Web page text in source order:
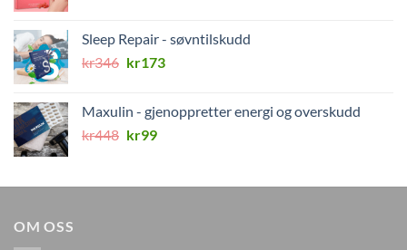
kr499.kr149.
Sleep Repair - søvntilskudd
kr346 Opprinnelig
kr346.
kr173Nåværende
kr173.
Maxulin - gjenoppretter energi og overskudd
kr448 Opprinnelig
kr448.
kr99Nåværende
kr99.
OM OSS